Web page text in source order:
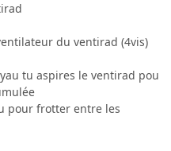
du ventirad (4vis)
tu aspires le ventirad pou
pour frotter entre les